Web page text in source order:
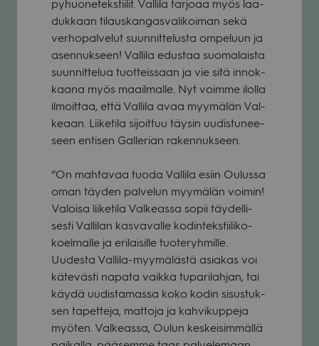
py­huo­ne­teks­tii­lit. Val­lila tar­joaa myös laa­
duk­kaan tilaus­kan­gas­va­li­koi­man sekä
ver­ho­pal­ve­lut suun­nit­te­lusta ompe­luun ja
asen­nuk­seen! Val­lila edus­taa suo­ma­laista
suun­nit­te­lua tuot­teis­saan ja vie sitä innok­
kaana myös maa­il­malle. Nyt voimme ilolla
ilmoit­taa, että Val­lila avaa myy­mä­län Val­
ke­aan. Lii­ke­tila sijoit­tuu täy­sin uudis­tu­nee­
seen enti­sen Gal­le­rian raken­nuk­seen.
“On mah­ta­vaa tuoda Val­lila esiin Oulussa
oman täy­den pal­ve­lun myy­mä­län voi­min!
Valoisa lii­ke­tila Val­keassa sopii täy­del­li­
sesti Val­li­lan kas­va­valle kodin­teks­tii­li­ko­
koel­malle ja eri­lai­sille tuo­te­ryh­mille.
Uudesta Val­lila-myy­mä­lästä asia­kas voi
käte­västi napata vaikka tupa­ri­lah­jan, tai
käydä uudis­ta­massa koko kodin sisus­tuk­
sen tapet­teja, mat­toja ja kah­vi­kup­peja
myö­ten. Val­keassa, Oulun kes­kei­sim­mällä